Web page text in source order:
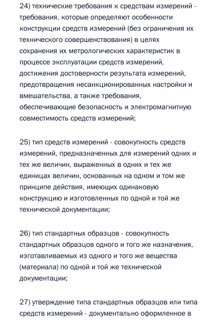
24) технические требования к средствам измерений -
требования, которые определяют особенности
конструкции средств измерений (без ограничения их
технического совершенствования) в целях
сохранения их метрологических характеристик в
процессе эксплуатации средств измерений,
достижения достоверности результата измерений,
предотвращения несанкционированных настройки и
вмешательства, а также требования,
обеспечивающие безопасность и электромагнитную
совместимость средств измерений;
25) тип средств измерений - совокупность средств
измерений, предназначенных для измерений одних и
тех же величин, выраженных в одних и тех же
единицах величин, основанных на одном и том же
принципе действия, имеющих одинаковую
конструкцию и изготовленных по одной и той же
технической документации;
26) тип стандартных образцов - совокупность
стандартных образцов одного и того же назначения,
изготавливаемых из одного и того же вещества
(материала) по одной и той же технической
документации;
27) утверждение типа стандартных образцов или типа
средств измерений - документально оформленное в